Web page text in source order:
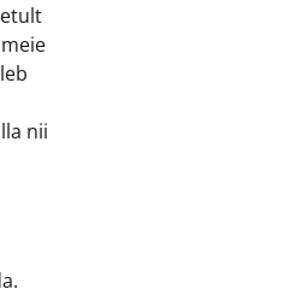
nii